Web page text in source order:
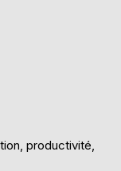
productivité,